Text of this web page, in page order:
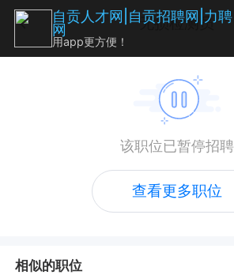
无损检测员
该职位已暂停招聘
查看更多职位
相似的职位
自贡人才网|自贡招聘网|力聘
网
用app更方便！